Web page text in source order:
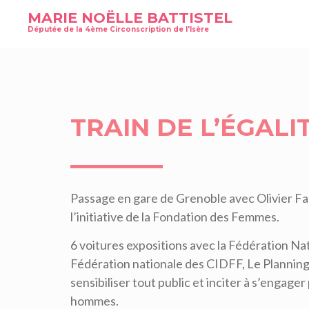
MARIE NOËLLE BATTISTEL
Députée de la 4ème Circonscription de l'Isère
TRAIN DE
Passage en gare de Grenoble avec Olivier
l’initiative de la Fondation des Femmes.
6 voitures expositions avec la Fédération
Fédération nationale des CIDFF, Le
sensibiliser tout public et inciter à
hommes.